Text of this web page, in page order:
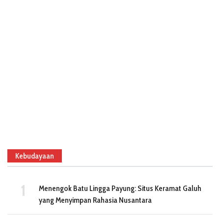
Kebudayaan
Menengok Batu Lingga Payung: Situs Keramat Galuh
yang Menyimpan Rahasia Nusantara